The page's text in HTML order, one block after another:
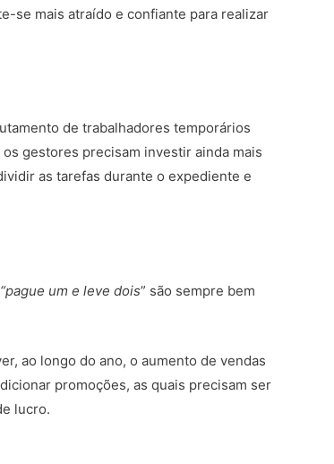
se mais atraído e confiante para realizar
de trabalhadores temporários
gestores precisam investir ainda mais
as tarefas durante o expediente e
“pague um e leve dois” são sempre bem
ao longo do ano, o aumento de vendas
promoções, as quais precisam ser
lucro.